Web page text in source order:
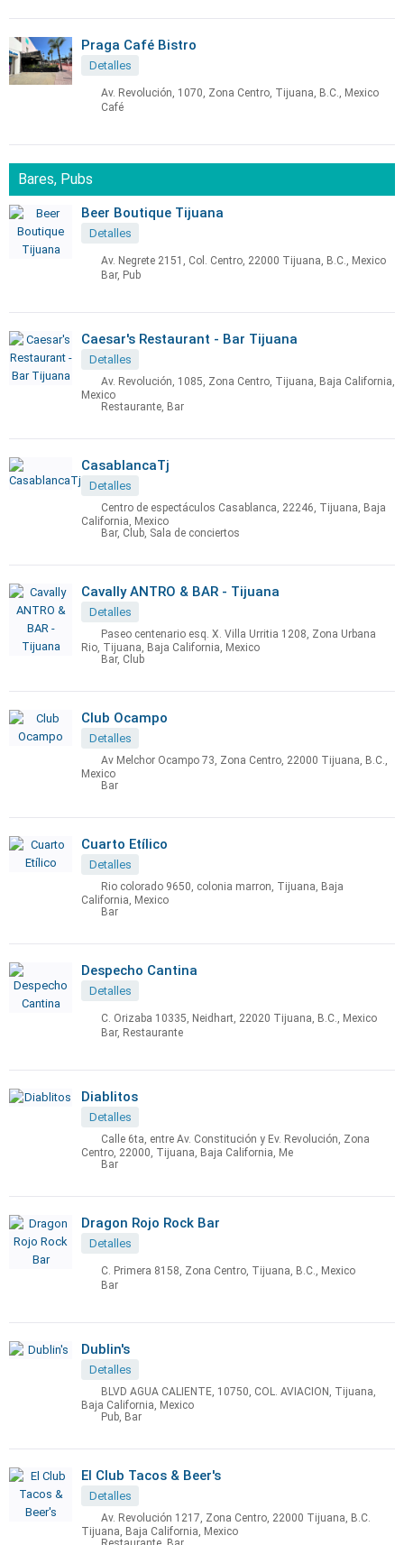
Praga Café Bistro
Detalles
Av. Revolución, 1070, Zona Centro, Tijuana, B.C., Mexico
Café
Bares, Pubs
Beer Boutique Tijuana
Detalles
Av. Negrete 2151, Col. Centro, 22000 Tijuana, B.C., Mexico
Bar, Pub
Caesar's Restaurant - Bar Tijuana
Detalles
Av. Revolución, 1085, Zona Centro, Tijuana, Baja California,
Mexico
Restaurante, Bar
CasablancaTj
Detalles
Centro de espectáculos Casablanca, 22246, Tijuana, Baja
California, Mexico
Bar, Club, Sala de conciertos
Cavally ANTRO & BAR - Tijuana
Detalles
Paseo centenario esq. X. Villa Urritia 1208, Zona Urbana
Rio, Tijuana, Baja California, Mexico
Bar, Club
Club Ocampo
Detalles
Av Melchor Ocampo 73, Zona Centro, 22000 Tijuana, B.C.,
Mexico
Bar
Cuarto Etílico
Detalles
Rio colorado 9650, colonia marron, Tijuana, Baja
California, Mexico
Bar
Despecho Cantina
Detalles
C. Orizaba 10335, Neidhart, 22020 Tijuana, B.C., Mexico
Bar, Restaurante
Diablitos
Detalles
Calle 6ta, entre Av. Constitución y Ev. Revolución, Zona
Centro, 22000, Tijuana, Baja California, Me
Bar
Dragon Rojo Rock Bar
Detalles
C. Primera 8158, Zona Centro, Tijuana, B.C., Mexico
Bar
Dublin's
Detalles
BLVD AGUA CALIENTE, 10750, COL. AVIACION, Tijuana,
Baja California, Mexico
Pub, Bar
El Club Tacos & Beer's
Detalles
Av. Revolución 1217, Zona Centro, 22000 Tijuana, B.C.
Tijuana, Baja California, Mexico